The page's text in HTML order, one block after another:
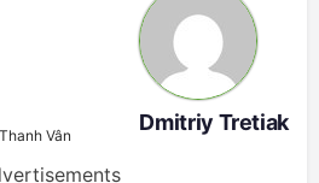
Vân
Dmitriy Tretiak